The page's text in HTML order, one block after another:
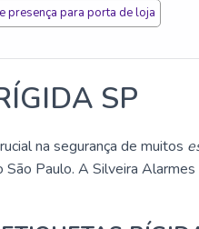
presença para porta de loja
SP
na segurança de muitos
São Paulo. A Silveira Alarmes